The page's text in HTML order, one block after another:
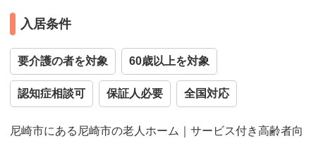
入居条件
要介護の者を対象 60歳以上を対象
認知症相談可 保証人必要 全国対応
尼崎市にある尼崎市の老人ホーム｜サービス付き高齢者向